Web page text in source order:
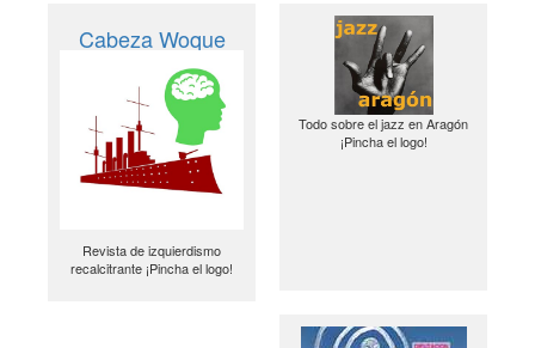
Cabeza Woque
Revista de izquierdismo
recalcitrante ¡Pincha el logo!
Todo sobre el jazz en Aragón
¡Pincha el logo!